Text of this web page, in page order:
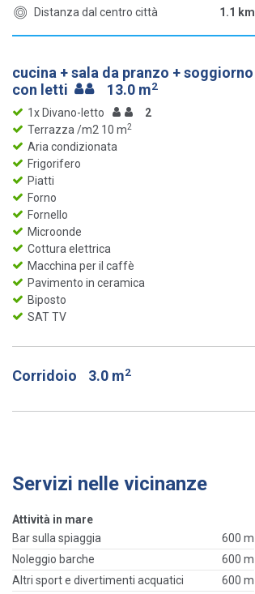
Distanza dal centro città
1.1 km
cucina + sala da pranzo + soggiorno
con letti
13.0 m2
1x Divano-letto
2
Terrazza /m2 10 m2
Aria condizionata
Frigorifero
Piatti
Forno
Fornello
Microonde
Cottura elettrica
Macchina per il caffè
Pavimento in ceramica
Biposto
SAT TV
Corridoio 3.0 m2
Servizi nelle vicinanze
Attività in mare
Bar sulla spiaggia
600 m
Noleggio barche
600 m
Altri sport e divertimenti acquatici
600 m